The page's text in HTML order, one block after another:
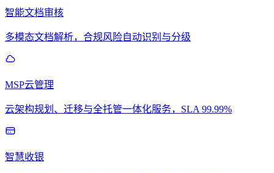
智能文档审核
多模态文档解析，合规风险自动识别与分级
MSP云管理
云架构规划、迁移与全托管一体化服务，SLA 99.99%
智慧收银